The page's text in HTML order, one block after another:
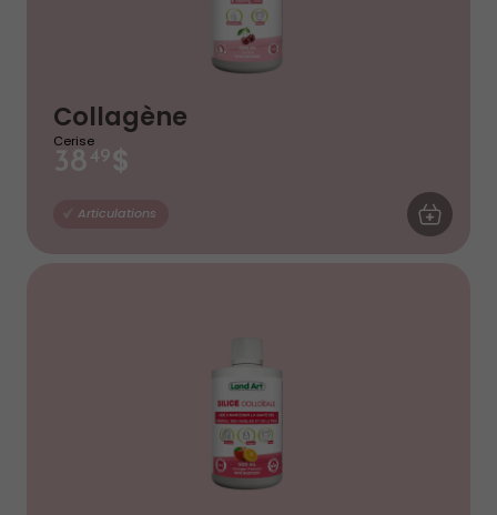
Collagène
Cerise
38 49$
Articulations AJOUTER